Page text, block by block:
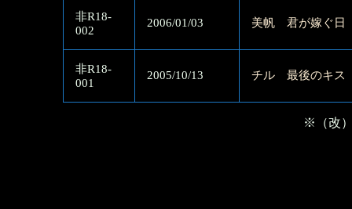
非R18-
002
2006/01/03 美帆 君が嫁ぐ日
非R18-
001
2005/10/13 チル 最後のキス
※（改